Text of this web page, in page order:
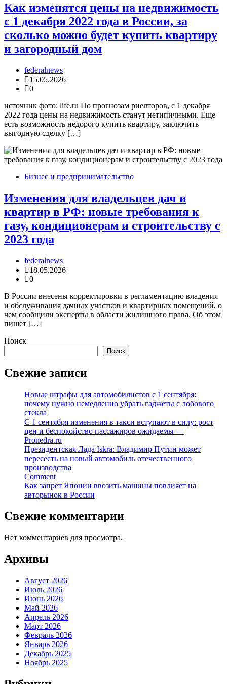
Как изменятся цены на недвижимость
с 1 декабря 2022 года в России, за
сколько можно будет купить квартиру
и загородный дом
federalnews
15.05.2026
0
источник фото: life.ru По прогнозам риелторов, с 1 декабря
2022 года цены на недвижимость станут нетипичными. Еще
есть возможность недорого купить квартиру, заключить
выгодную сделку […]
Бизнес и предпринимательство
Изменения для владельцев дач и
квартир в РФ: новые требования к
газу, кондиционерам и строительству с
2023 года
federalnews
18.05.2026
0
В России внесены корректировки в регламентацию владения
и обслуживания дачных участков и квартирных помещений, о
чем сообщили эксперты в области жилищного права. Об этом
пишет […]
Поиск
Поиск
Свежие записи
Новые штрафы для автомобилистов с 1 сентября:
почему нужно немедленно убрать гаджеты с лобового
стекла
С 1 сентября изменения в такси вступают в силу: рост
цен и беспокойство пассажиров ожидаемы —
Pronedra.ru
Президентская Лада Iskra: Владимир Путин может
пересесть на новый автомобиль отечественного
производства
Comment
Как запрет Японии ввозить машины повлияет на
авторынок в России
Свежие комментарии
Нет комментариев для просмотра.
Архивы
Август 2026
Июль 2026
Июнь 2026
Май 2026
Апрель 2026
Март 2026
Февраль 2026
Январь 2026
Декабрь 2025
Ноябрь 2025